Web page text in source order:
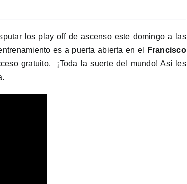
los play off de ascenso este domingo a las
es a puerta abierta en el
Francisco
gratuito. ¡Toda la suerte del mundo! Así les